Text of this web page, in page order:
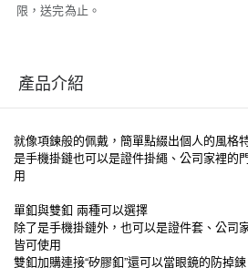
限，送完為止。
產品介紹
就像項鍊般的佩戴，簡單點綴出個人的風格
是手機掛鏈也可以是證件掛繩、公司家裡的
用
單釦與雙釦 兩種可以選擇
除了是手機掛鏈外，也可以是證件套、公司
皆可使用
雙釦加購連接“矽膠釦”還可以當眼鏡的防掉鍊